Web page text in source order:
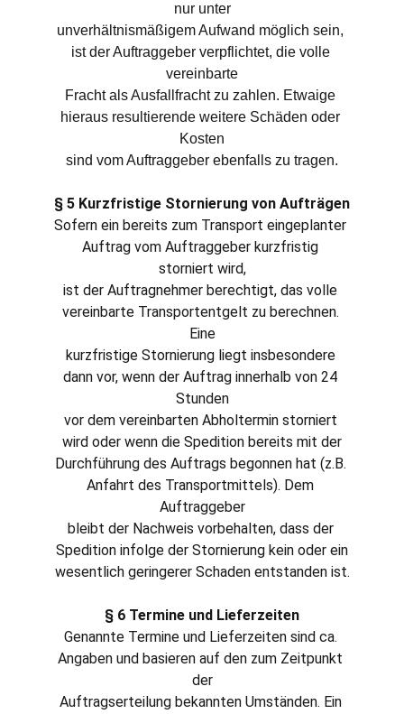
nur unter
unverhältnismäßigem Aufwand möglich sein,
ist der Auftraggeber verpflichtet, die volle
vereinbarte
Fracht als Ausfallfracht zu zahlen. Etwaige
hieraus resultierende weitere Schäden oder
Kosten
sind vom Auftraggeber ebenfalls zu tragen.
§ 5 Kurzfristige Stornierung von Aufträgen
Sofern ein bereits zum Transport eingeplanter
Auftrag vom Auftraggeber kurzfristig
storniert wird,
ist der Auftragnehmer berechtigt, das volle
vereinbarte Transportentgelt zu berechnen.
Eine
kurzfristige Stornierung liegt insbesondere
dann vor, wenn der Auftrag innerhalb von 24
Stunden
vor dem vereinbarten Abholtermin storniert
wird oder wenn die Spedition bereits mit der
Durchführung des Auftrags begonnen hat (z.B.
Anfahrt des Transportmittels). Dem
Auftraggeber
bleibt der Nachweis vorbehalten, dass der
Spedition infolge der Stornierung kein oder ein
wesentlich geringerer Schaden entstanden ist.
§ 6 Termine und Lieferzeiten
Genannte Termine und Lieferzeiten sind ca.
Angaben und basieren auf den zum Zeitpunkt
der
Auftragserteilung bekannten Umständen. Ein